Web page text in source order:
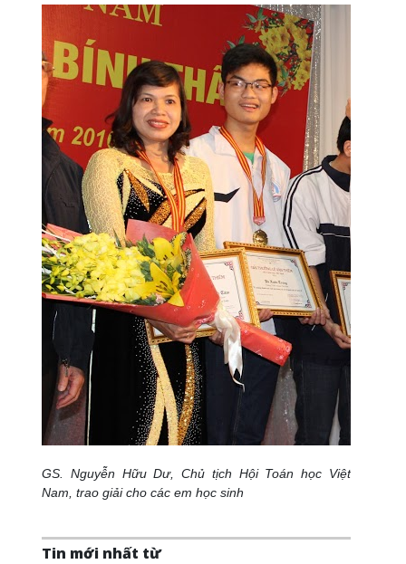
GS. Nguyễn Hữu Dư, Chủ tịch Hội Toán học Việt
Nam, trao giải cho các em học sinh
Tin mới nhất từ